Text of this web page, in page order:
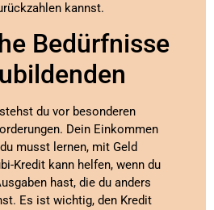
kannst.
Bedürfnisse
du vor besonderen
Dein Einkommen
musst lernen, mit Geld
Kredit kann helfen, wenn du
hast, die du anders
Es ist wichtig, den Kredit